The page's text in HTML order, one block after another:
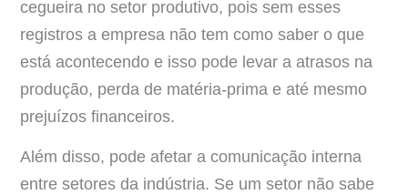
cegueira no setor produtivo, pois sem esses
registros a empresa não tem como saber o que
está acontecendo e isso pode levar a atrasos na
produção, perda de matéria-prima e até mesmo
prejuízos financeiros.
Além disso, pode afetar a comunicação interna
entre setores da indústria. Se um setor não sabe